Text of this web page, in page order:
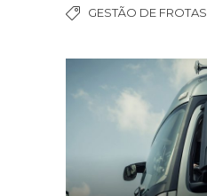
GESTÃO DE FROTAS